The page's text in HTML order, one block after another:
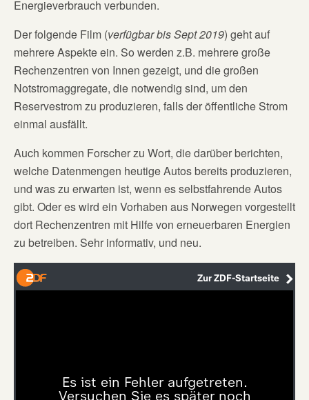
Energieverbrauch verbunden.
Der folgende Film (verfügbar bis Sept 2019) geht auf
mehrere Aspekte ein. So werden z.B. mehrere große
Rechenzentren von Innen gezeigt, und die großen
Notstromaggregate, die notwendig sind, um den
Reservestrom zu produzieren, falls der öffentliche Strom
einmal ausfällt.
Auch kommen Forscher zu Wort, die darüber berichten,
welche Datenmengen heutige Autos bereits produzieren,
und was zu erwarten ist, wenn es selbstfahrende Autos
gibt. Oder es wird ein Vorhaben aus Norwegen vorgestellt
dort Rechenzentren mit Hilfe von erneuerbaren Energien
zu betreiben. Sehr informativ, und neu.